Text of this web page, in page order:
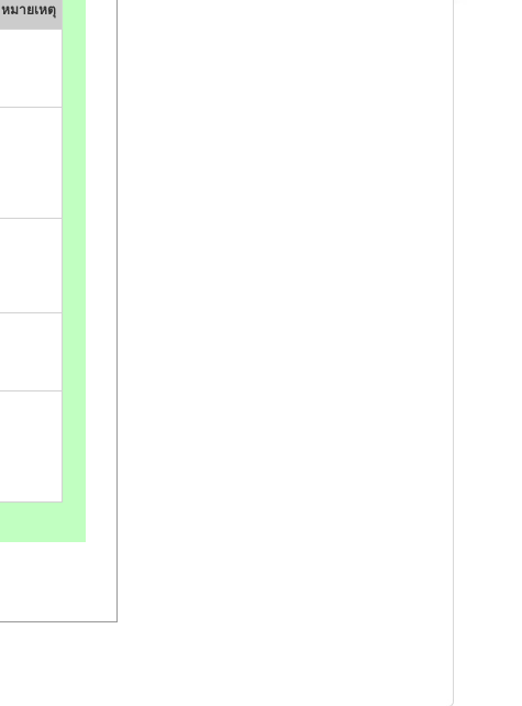
หมายเหตุ